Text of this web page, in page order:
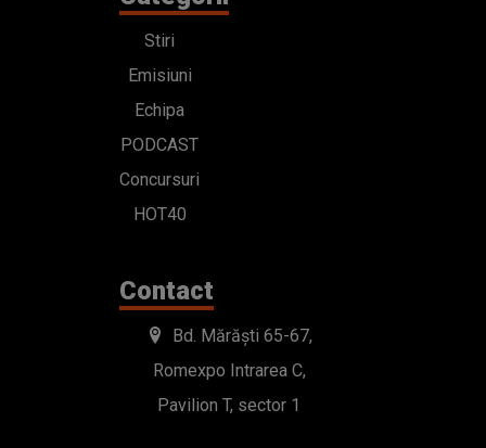
Stiri
Emisiuni
Echipa
PODCAST
Concursuri
HOT40
Contact
Bd. Mărăști 65-67,
Romexpo Intrarea C,
Pavilion T, sector 1